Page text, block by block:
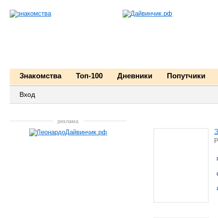
Знакомства Топ-100 Дневники Попутчики
Вход
реклама